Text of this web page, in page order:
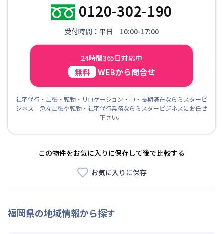
0120-302-190
受付時間：平日 10:00-17:00
24時間365日対応中
無料 WEBから問合せ
社宅代行・出張・転勤・リロケーション・中・長期滞在ならミスタービ
ジネス 急な出張や転勤・社宅代行業務ならミスタービジネスにお任せ
下さい。
この物件をお気に入りに保存して後で比較する
お気に入りに保存
福岡県の地域情報から探す